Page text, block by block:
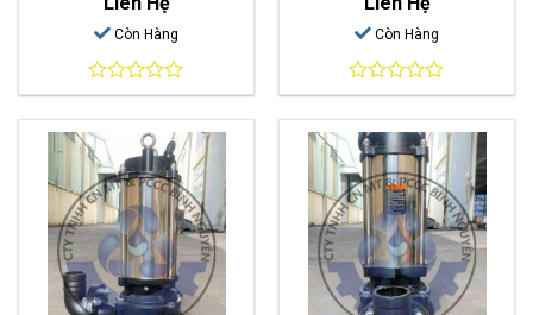
Còn Hàng
0
out
of
5
Còn Hàng
0
out
of
5